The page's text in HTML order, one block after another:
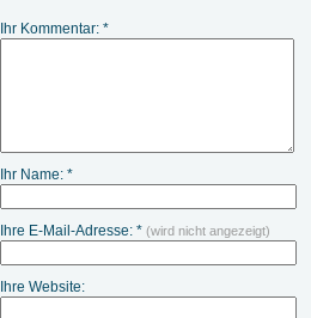
Ihr Kommentar: *
Ihr Name: *
Ihre E-Mail-Adresse: * (wird nicht angezeigt)
Ihre Website: